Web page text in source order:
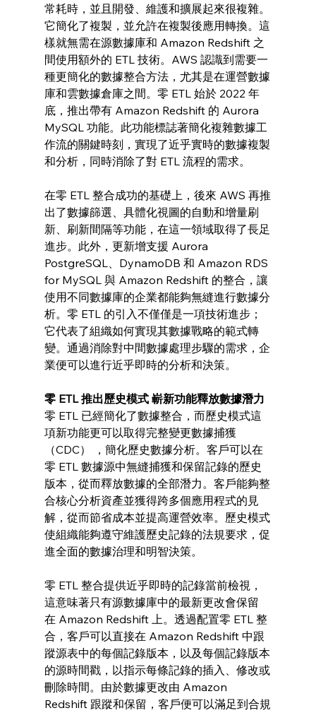
常耗時，並且開發、維護和擴展起來很複雜。
它簡化了複製，並允許在複製後應用轉換。這
樣就無需在源數據庫和 Amazon Redshift 之
間使用額外的 ETL 技術。AWS 認識到需要一
種更簡化的數據整合方法，尤其是在運營數據
庫和雲數據倉庫之間。零 ETL 始於 2022 年
底，推出帶有 Amazon Redshift 的 Aurora
MySQL 功能。此功能標誌著簡化複雜數據工
作流的關鍵時刻，實現了近乎實時的數據複製
和分析，同時消除了對 ETL 流程的需求。
在零 ETL 整合成功的基礎上，後來 AWS 再推
出了數據篩選、具體化視圖的自動和增量刷
新、刷新間隔等功能，在這一領域取得了長足
進步。此外，更新增支援 Aurora
PostgreSQL、DynamoDB 和 Amazon RDS
for MySQL 與 Amazon Redshift 的整合，讓
使用不同數據庫的企業都能夠無縫進行數據分
析。零 ETL 的引入不僅僅是一項技術進步；
它代表了組織如何實現其數據戰略的範式轉
變。通過消除對中間數據處理步驟的需求，企
業便可以進行近乎即時的分析和決策。
零 ETL 推出歷史模式 嶄新功能釋放數據潛力
零 ETL 已經簡化了數據整合，而歷史模式這
項新功能更可以取得完整變更數據捕獲
（CDC） ，簡化歷史數據分析。客戶可以在
零 ETL 數據源中無縫捕獲和保留記錄的歷史
版本，從而釋放數據的全部潛力。客戶能夠整
合核心分析資產並獲得跨多個應用程式的見
解，從而節省成本並提高運營效率。歷史模式
使組織能夠遵守維護歷史記錄的法規要求，促
進全面的數據治理和明智決策。
零 ETL 整合提供近乎即時的記錄當前檢視，
這意味著只有源數據庫中的最新更改會保留
在 Amazon Redshift 上。透過配置零 ETL 整
合，客戶可以直接在 Amazon Redshift 中跟
蹤源表中的每個記錄版本，以及每個記錄版本
的源時間戳，以指示每條記錄的插入、修改或
刪除時間。由於數據更改由 Amazon
Redshift 跟蹤和保留，客戶便可以滿足到合規